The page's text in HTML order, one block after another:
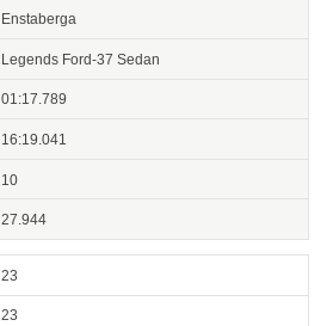
Enstaberga
Legends Ford-37 Sedan
01:17.789
16:19.041
10
27.944
23
23